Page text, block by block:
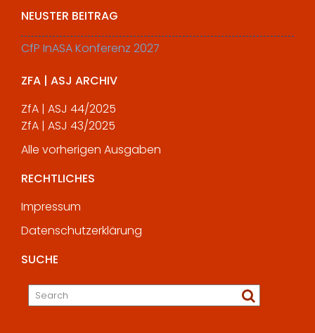
NEUSTER BEITRAG
CfP InASA Konferenz 2027
ZFA | ASJ ARCHIV
ZfA | ASJ 44/2025
ZfA | ASJ 43/2025
Alle vorherigen Ausgaben
RECHTLICHES
Impressum
Datenschutzerklärung
SUCHE